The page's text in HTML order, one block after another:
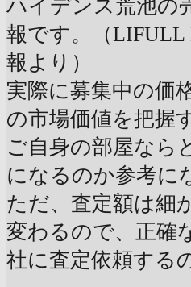
ハイデンス荒池の
報です。（LIFULL
報より）
実際に募集中の価
の市場価値を把握
ご自身の部屋なら
になるのか参考に
ただ、査定額は細
変わるので、正確
社に査定依頼する